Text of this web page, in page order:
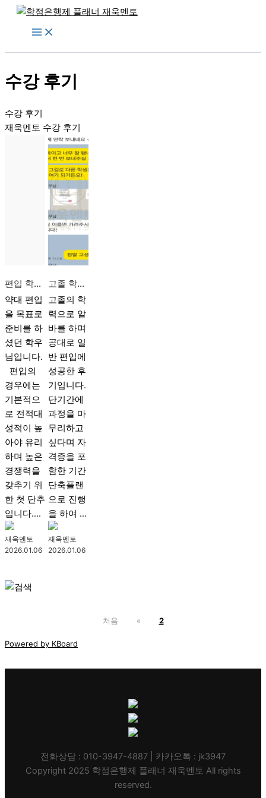
로
너
기
수강 후기
수강 후기
재욱멘토 수강 후기
편입 학점은행제 멘토가 중요한 이유
약대 편입
을 목표로
준비를 하
셨던 학우
님입니다.
편입의
경우에는
기본적으
로 전적대
성적이 높
아야 유리
하며 높은
경쟁력을
갖추기 위
한 첫 단추
입니다....
재욱멘토
2026.01.06
고졸 학력 일반 편입 성공 후기
고졸의 학
력으로 알
바를 하며
공대로 일
반 편입에
성공한 후
기입니다.
단기간에
과정을 마
무리하고
싶다며 자
격증을 포
함한 기간
단축플랜
으로 진행
을 하여 ...
재욱멘토
2026.01.06
처음 « 2
Powered by KBoard
전화상담 : 010-3947-4887 | 카카오톡 : jk3947
Copyright 2025 학점은행제 플래너 재욱멘토 All rights
reserved.